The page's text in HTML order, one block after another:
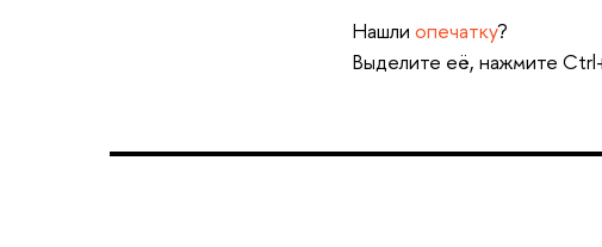
Нашли опечатку?
Выделите её, нажмите